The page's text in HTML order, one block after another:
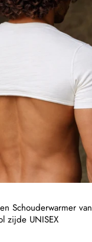
Schouderwarmer van
zijde UNISEX